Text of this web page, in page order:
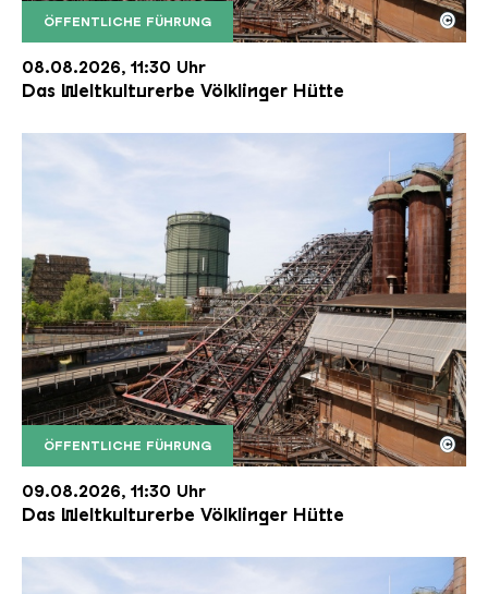
ÖFFENTLICHE FÜHRUNG
Der Erzschrägaufzug der Völklinger Hütte mit
Copyright: Weltkulturerbe Völklinger Hütte | Karl
©
08.08.2026, 11:30 Uhr
Das Weltkulturerbe Völklinger Hütte
ÖFFENTLICHE FÜHRUNG
Der Erzschrägaufzug der Völklinger Hütte mit
Copyright: Weltkulturerbe Völklinger Hütte | Karl
©
09.08.2026, 11:30 Uhr
Das Weltkulturerbe Völklinger Hütte